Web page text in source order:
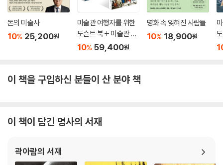
돈의 미술사
10% 25,200원
미술관 여행자를 위한
도슨트 북 + 미술관 여
행자를 위한 도슨트 북 I
10% 59,400원
명화 속 잊혀진 사람들
10% 18,900원
이 책을 구입하신 분들이 산 분야 책
이 책이 담긴 명사의 서재
곽아람의 서재